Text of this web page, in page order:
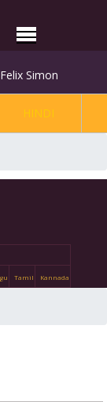
Simon
HINDI
Tamil Kannada